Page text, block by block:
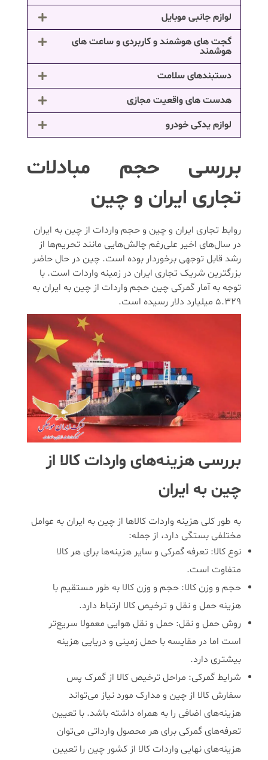
لوازم جانبی موبایل
گجت های هوشمند و کاربردی و ساعت های
هوشمند
دستبندهای سلامت
هدست های واقعیت مجازی
لوازم یدکی خودرو
بررسی حجم مبادلات
تجاری ایران و چین
روابط تجاری ایران و چین و حجم واردات از چین به ایران
در سال‌های اخیر علی‌رغم چالش‌هایی مانند تحریم‌ها از
رشد قابل توجهی برخوردار بوده است. چین در حال حاضر
بزرگترین شریک تجاری ایران در زمینه واردات است. با
توجه به آمار گمرکی چین حجم واردات از چین به ایران به
5.329‌ میلیارد دلار رسیده است.
بررسی هزینه‌های واردات کالا از
چین به ایران
به طور کلی هزینه واردات کالاها از چین به ایران به عوامل
مختلفی بستگی دارد، از جمله:
نوع کالا: تعرفه گمرکی و سایر هزینه‌ها برای هر کالا
متفاوت است.
حجم و وزن کالا: حجم و وزن کالا به طور مستقیم با
هزینه حمل و نقل و ترخیص کالا ارتباط دارد.
روش حمل و نقل: حمل و نقل هوایی معمولا سریع‌تر
است اما در مقایسه با حمل زمینی و دریایی هزینه
بیشتری دارد.
شرایط گمرکی: مراحل ترخیص کالا از گمرک پس
سفارش کالا از چین و مدارک مورد نیاز می‌تواند
هزینه‌های اضافی را به همراه داشته باشد. با تعیین
تعرفه‌های گمرکی برای هر محصول وارداتی می‌توان
هزینه‌های نهایی واردات کالا از کشور چین را تعیین